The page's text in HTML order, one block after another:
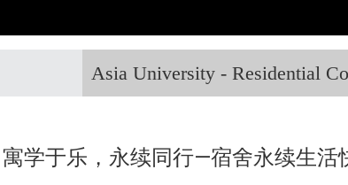
Asia University - Residential
寓学于乐，永续同行—宿舍永续生活